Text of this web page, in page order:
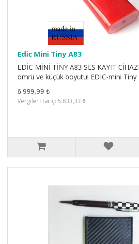
Edic Mini Tiny A83
EDİC MİNİ TİNY A83 SES KAYIT
ömrü ve küçük boyutu! EDIC-mini Tiny
6.999,99 ₺
Vergiler Hariç: 5.833,33 ₺